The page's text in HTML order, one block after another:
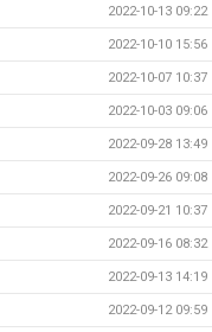
2022-10-13 09:22
2022-10-10 15:56
2022-10-07 10:37
2022-10-03 09:06
2022-09-28 13:49
2022-09-26 09:08
2022-09-21 10:37
2022-09-16 08:32
2022-09-13 14:19
2022-09-12 09:59